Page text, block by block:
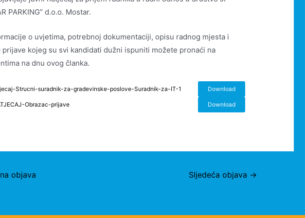
PARKING” d.o.o. Mostar.
o uvjetima, potrebnoj dokumentaciji, opisu radnog mjesta i
prijave kojeg su svi kandidati dužni ispuniti možete pronaći na
na dnu ovog članka.
Strucni-suradnik-za-gradevinske-poslove-Suradnik-za-IT-1 Download
Obrazac-prijave Download
objava Sljedeća objava →